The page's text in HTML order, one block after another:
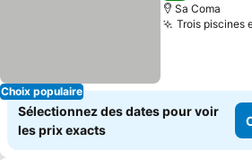
Choix populaire
Sa Coma
Trois piscines
Sélectionnez des dates pour voir
les prix exacts